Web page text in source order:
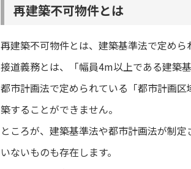
再建築不可物件とは
再建築不可物件とは、建築基準法で定めら
接道義務とは、「幅員4m以上である建築
都市計画法で定められている「都市計画
築することができません。
ところが、建築基準法や都市計画法が制
いないものも存在します。